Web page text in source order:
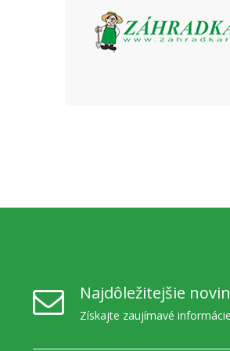
Najdôležitejšie
Získajte zaujímavé